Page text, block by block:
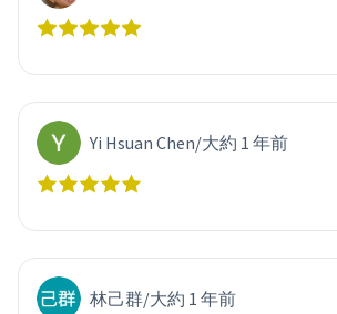
Yi Hsuan Chen/大約 1 年前
林己群/大約 1 年前